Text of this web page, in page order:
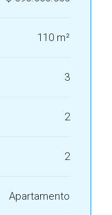
110 m²
3
2
2
Apartamento